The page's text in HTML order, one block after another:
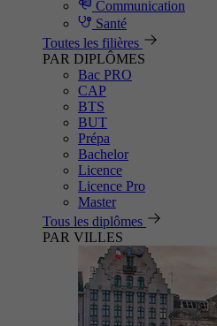
Communication
Santé
Toutes les filières
PAR DIPLÔMES
Bac PRO
CAP
BTS
BUT
Prépa
Bachelor
Licence
Licence Pro
Master
Tous les diplômes
PAR VILLES